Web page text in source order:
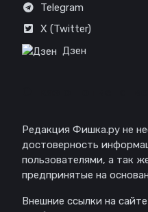
Telegram
X (Twitter)
Дзен
Редакция Фишка.ру не
достоверность
пользователями, а так
предпринятые на
Внешние ссылки на